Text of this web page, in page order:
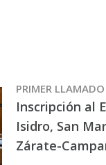
PRIMER
Inscripción al
Isidro, San
Zárate-